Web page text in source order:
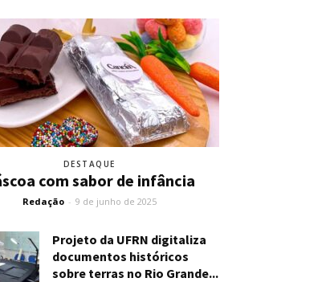
DESTAQUE
com sabor de infância
Redação - 9 de junho de 2025
Projeto da UFRN digitaliza
documentos históricos
sobre terras no Rio Grande...